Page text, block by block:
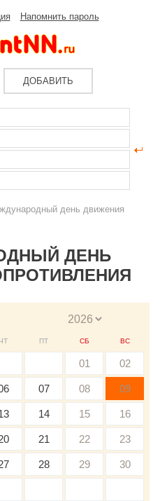
Напомнить пароль
ДОБАВИТЬ
день движения
ДЕНЬ
ЧТ ПТ СБ ВС
01 02
07 08 09
14 15 16
21 22 23
28 29 30